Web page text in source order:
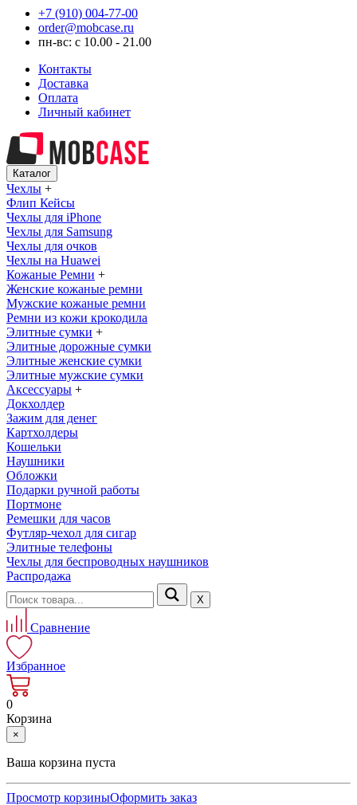
+7 (910) 004-77-00
order@mobcase.ru
пн-вс: с 10.00 - 21.00
Контакты
Доставка
Оплата
Личный кабинет
Каталог
Чехлы +
Флип Кейсы
Чехлы для iPhone
Чехлы для Samsung
Чехлы для очков
Чехлы на Huawei
Кожаные Ремни +
Женские кожаные ремни
Мужские кожаные ремни
Ремни из кожи крокодила
Элитные сумки +
Элитные дорожные сумки
Элитные женские сумки
Элитные мужские сумки
Аксессуары +
Докхолдер
Зажим для денег
Картхолдеры
Кошельки
Наушники
Обложки
Подарки ручной работы
Портмоне
Ремешки для часов
Футляр-чехол для сигар
Элитные телефоны
Чехлы для беспроводных наушников
Распродажа
Х
Сравнение
Избранное
0
Корзина
×
Ваша корзина пуста
Просмотр корзиныОформить заказ